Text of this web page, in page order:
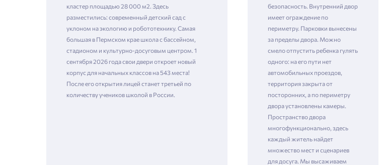
кластер площадью 28 000 м2. Здесь
разместились: современный детский сад с
уклоном на экологию и робототехнику. Самая
большая в Пермском крае школа с бассейном,
стадионом и культурно-досуговым центром. 1
сентября 2026 года свои двери откроет новый
корпус для начальных классов на 543 места!
После его открытия лицей станет третьей по
количеству учеников школой в России.
безопасность. Внутренний двор
имеет ограждение по
периметру. Парковки вынесены
за пределы двора. Можно
смело отпустить ребенка гулять
одного: на его пути нет
автомобильных проездов,
территория закрыта от
посторонних, а по периметру
двора установлены камеры. ​​​​​​​
Пространство двора
многофункционально, здесь
каждый житель найдет
множество мест и сценариев
для досуга. Мы высаживаем